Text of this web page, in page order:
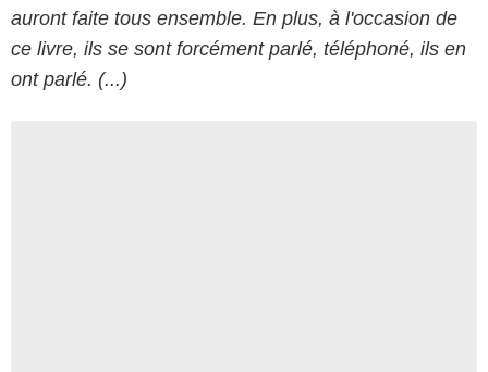
auront faite tous ensemble. En plus, à l'occasion de
ce livre, ils se sont forcément parlé, téléphoné, ils en
ont parlé. (...)